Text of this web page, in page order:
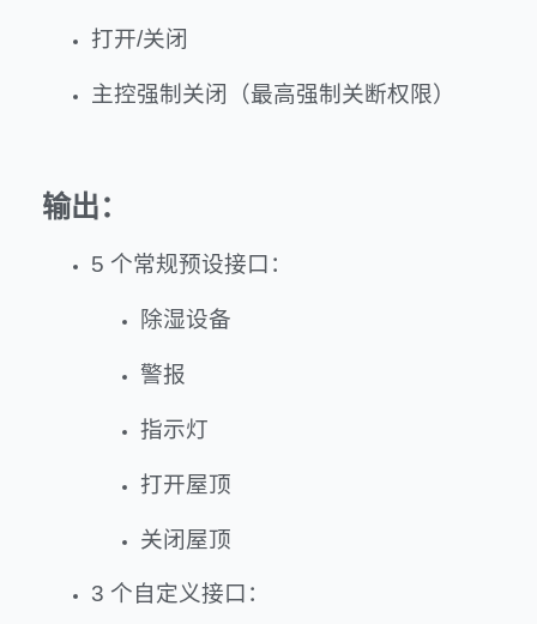
打开/关闭
主控强制关闭（最高强制关断权限）
输出：
5 个常规预设接口：
除湿设备
警报
指示灯
打开屋顶
关闭屋顶
3 个自定义接口：